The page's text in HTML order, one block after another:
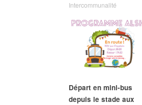
Intercommunalité
Départ en mini-bus
depuis le stade aux